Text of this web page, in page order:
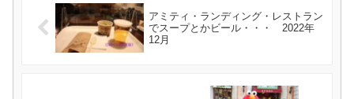
アミティ・ランディング・レストラン
でスープとかビール・・・ 2022年
12月